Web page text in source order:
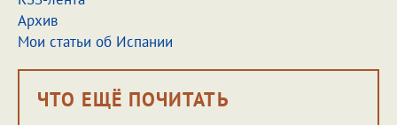
Архив
Мои статьи об Испании
ЧТО ЕЩЁ ПОЧИТАТЬ